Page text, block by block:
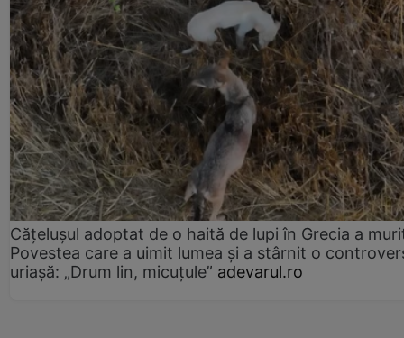
Cățelușul adoptat de o haită de lupi în Grecia a
Povestea care a uimit lumea și a stârnit o
uriașă: „Drum lin, micuțule” adevarul.ro